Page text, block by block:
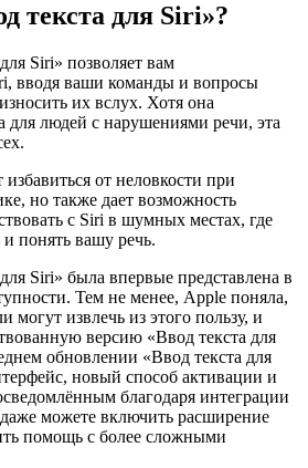
текста для Siri»?
Siri» позволяет вам
вводя ваши команды и вопросы
их вслух. Хотя она
для людей с нарушениями речи, эта
от неловкости при
но также дает возможность
с Siri в шумных местах, где
и понять вашу речь.
Siri» была впервые представлена в
Тем не менее, Apple поняла,
могут извлечь из этого пользу, и
версию «Ввод текста для
обновлении «Ввод текста для
новый способ активации и
благодаря интеграции
можете включить расширение
помощь с более сложными